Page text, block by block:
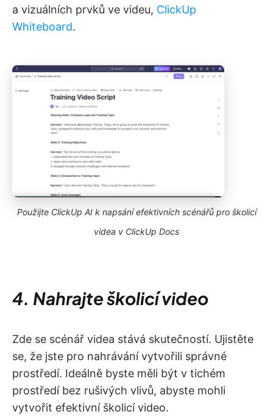
a vizuálních prvků ve videu, ClickUp
Whiteboard.
Použijte ClickUp AI k napsání efektivních scénářů pro školicí
videa v ClickUp Docs
4. Nahrajte školicí video
Zde se scénář videa stává skutečností. Ujistěte
se, že jste pro nahrávání vytvořili správné
prostředí. Ideálně byste měli být v tichém
prostředí bez rušivých vlivů, abyste mohli
vytvořit efektivní školicí video.